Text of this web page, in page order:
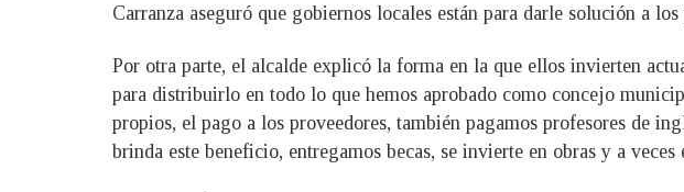
Carranza aseguró que gobiernos locales están para darle solución a
Por otra parte, el alcalde explicó la forma en la que ellos invierten
para distribuirlo en todo lo que hemos aprobado como concejo
propios, el pago a los proveedores, también pagamos profesores de
brinda este beneficio, entregamos becas, se invierte en obras y a